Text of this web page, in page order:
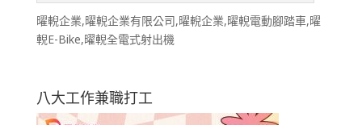
曜輗企業,曜輗企業有限公司,曜輗企業,曜輗電動腳踏車,曜
輗E-Bike,曜輗全電式射出機
八大工作兼職打工